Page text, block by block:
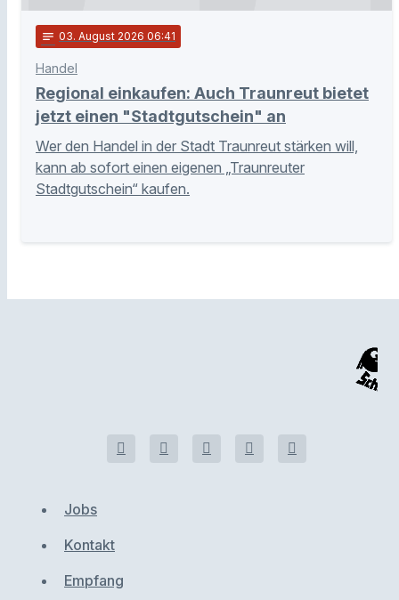
notes 03. August 2026 06:41
Handel
Regional einkaufen: Auch Traunreut bietet
jetzt einen "Stadtgutschein" an
Wer den Handel in der Stadt Traunreut stärken will,
kann ab sofort einen eigenen „Traunreuter
Stadtgutschein“ kaufen.
Jobs
Kontakt
Empfang